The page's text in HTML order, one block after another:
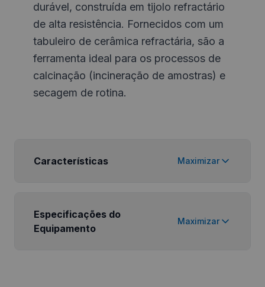
durável, construída em tijolo refractário
de alta resistência. Fornecidos com um
tabuleiro de cerâmica refractária, são a
ferramenta ideal para os processos de
calcinação (incineração de amostras) e
secagem de rotina.
Características Maximizar
Especificações do
Equipamento
Maximizar